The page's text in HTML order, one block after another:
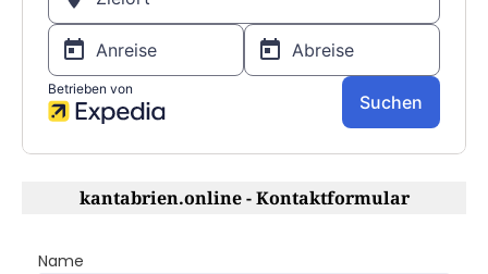
kantabrien.online - Kontaktformular
Name